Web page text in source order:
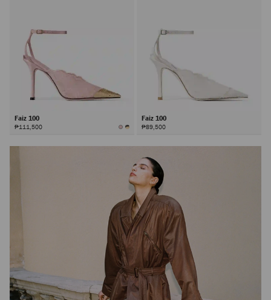
Faiz 100
₱111,500
Faiz 100
₱89,500